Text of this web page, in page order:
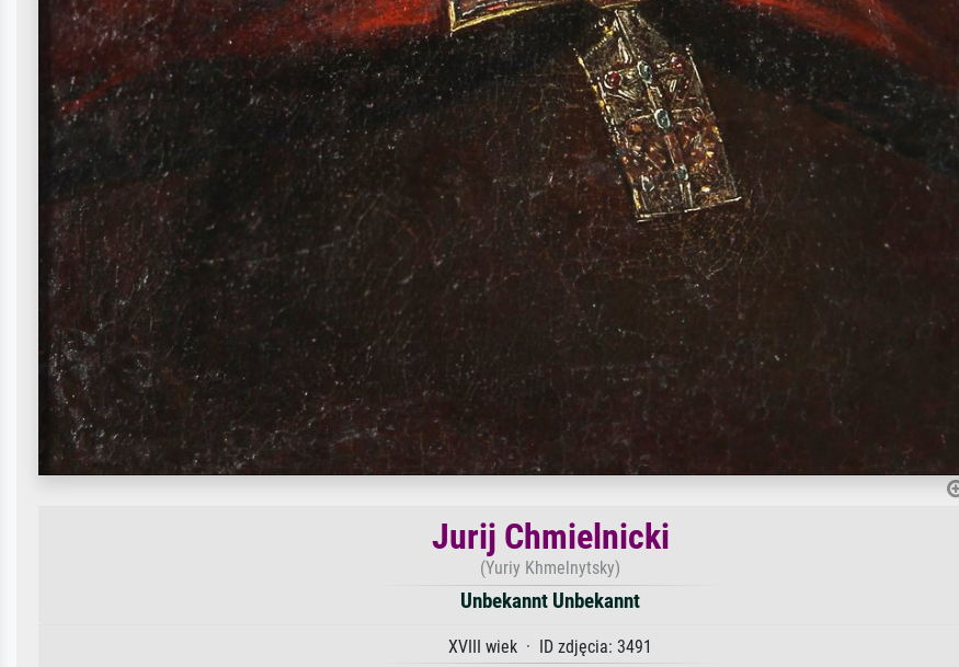
Jurij Chmielnicki
(Yuriy Khmelnytsky)
Unbekannt Unbekannt
XVIII wiek · ID zdjęcia: 3491